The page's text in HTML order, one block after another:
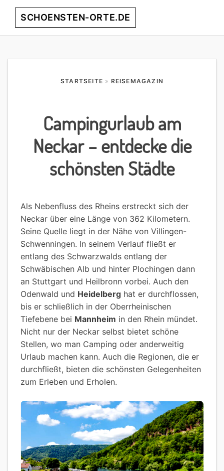
Skip
Skip
Skip
Skip
SCHOENSTEN-ORTE.DE
STARTSEITE » REISEMAGAZIN
Campingurlaub am
Neckar – entdecke die
schönsten Städte
Als Nebenfluss des Rheins erstreckt sich der
Neckar über eine Länge von 362 Kilometern.
Seine Quelle liegt in der Nähe von Villingen-
Schwenningen. In seinem Verlauf fließt er
entlang des Schwarzwalds entlang der
Schwäbischen Alb und hinter Plochingen dann
an Stuttgart und Heilbronn vorbei. Auch den
Odenwald und Heidelberg hat er durchflossen,
bis er schließlich in der Oberrheinischen
Tiefebene bei Mannheim in den Rhein mündet.
Nicht nur der Neckar selbst bietet schöne
Stellen, wo man Camping oder anderweitig
Urlaub machen kann. Auch die Regionen, die er
durchfließt, bieten die schönsten Gelegenheiten
zum Erleben und Erholen.